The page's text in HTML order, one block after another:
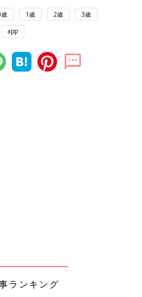
1歳 2歳 3歳
app
ランキング